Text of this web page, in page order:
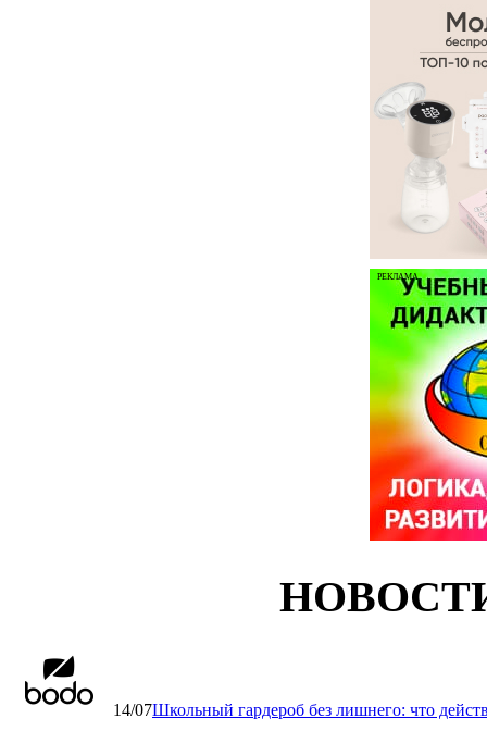
РЕКЛАМА
14/07Школьный гардероб без лишнего: что